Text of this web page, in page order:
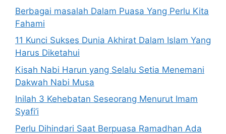
Berbagai masalah Dalam Puasa Yang Perlu Kita
Fahami
11 Kunci Sukses Dunia Akhirat Dalam Islam Yang
Harus Diketahui
Kisah Nabi Harun yang Selalu Setia Menemani
Dakwah Nabi Musa
Inilah 3 Kehebatan Seseorang Menurut Imam
Syafi’i
Perlu Dihindari Saat Berpuasa Ramadhan Ada